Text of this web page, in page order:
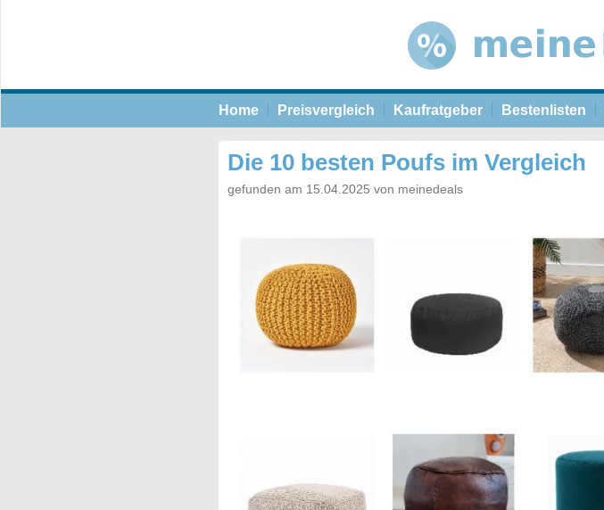
Home Preisvergleich Kaufratgeber Bestenlisten
Die 10 besten Poufs im Vergleich
gefunden am 15.04.2025 von meinedeals